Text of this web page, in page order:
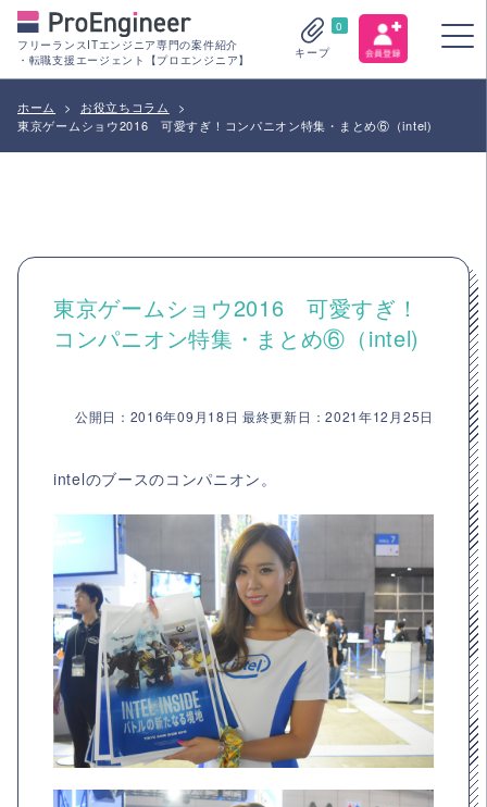
フリーランスITエンジニア専門の案件紹介
・転職支援エージェント【プロエンジニア】
0
キープ
ホーム > お役立ちコラム
>
東京ゲームショウ2016 可愛すぎ！コンパニオン特集・まとめ⑥（intel)
東京ゲームショウ2016 可愛すぎ！
コンパニオン特集・まとめ⑥（intel)
公開日：2016年09月18日 最終更新日：2021年12月25日
intelのブースのコンパニオン。